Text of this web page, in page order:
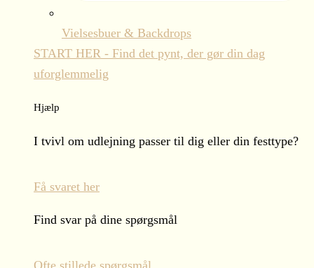
Vielsesbuer & Backdrops
START HER - Find det pynt, der gør din dag
uforglemmelig
Hjælp
I tvivl om udlejning passer til dig eller din festtype?
Få svaret her
Find svar på dine spørgsmål